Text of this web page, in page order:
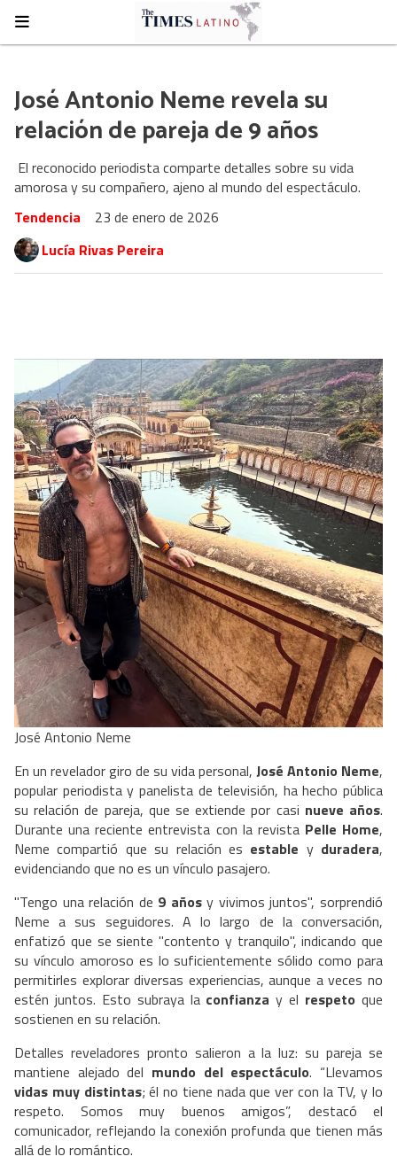
José Antonio Neme revela su
relación de pareja de 9 años
El reconocido periodista comparte detalles sobre su vida
amorosa y su compañero, ajeno al mundo del espectáculo.
Tendencia
23 de enero de 2026
Lucía Rivas Pereira
José Antonio Neme
En un revelador giro de su vida personal, José Antonio Neme,
popular periodista y panelista de televisión, ha hecho pública
su relación de pareja, que se extiende por casi nueve años.
Durante una reciente entrevista con la revista Pelle Home,
Neme compartió que su relación es estable y duradera,
evidenciando que no es un vínculo pasajero.
"Tengo una relación de 9 añosy vivimos juntos", sorprendió
Neme a sus seguidores. A lo largo de la conversación,
enfatizó que se siente "contento y tranquilo", indicando que
su vínculo amoroso es lo suficientemente sólido como para
permitirles explorar diversas experiencias, aunque a veces no
estén juntos. Esto subraya la confianza y el respeto que
sostienen en su relación.
Detalles reveladores pronto salieron a la luz: su pareja se
mantiene alejado del mundo del espectáculo. “Llevamos
vidas muy distintas; él no tiene nada que ver con la TV, y lo
respeto. Somos muy buenos amigos”, destacó el
comunicador, reflejando la conexión profunda que tienen más
allá de lo romántico.